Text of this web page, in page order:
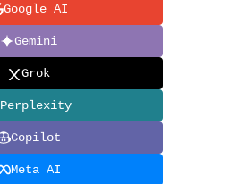
Google AI
Gemini
Grok
Perplexity
Copilot
Meta AI